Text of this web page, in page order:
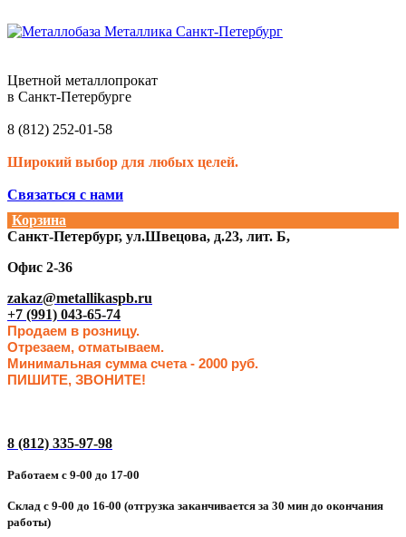
Цветной металлопрокат
в Санкт-Петербурге
8 (812) 252-01-58
Широкий выбор для любых целей.
Связаться с нами
Корзина
Санкт-Петербург, ул.Швецова, д.23, лит. Б,
Офис 2-36
zakaz@metallikaspb.ru
+7 (991) 043-65-74
Продаем в розницу.
Отрезаем, отматываем.
Минимальная сумма счета - 2000 руб.
ПИШИТЕ, ЗВОНИТЕ!
8 (812) 335-97-98
Работаем с 9-00 до 17-00
Склад с 9-00 до 16-00 (отгрузка заканчивается за 30 мин до окончания
работы)